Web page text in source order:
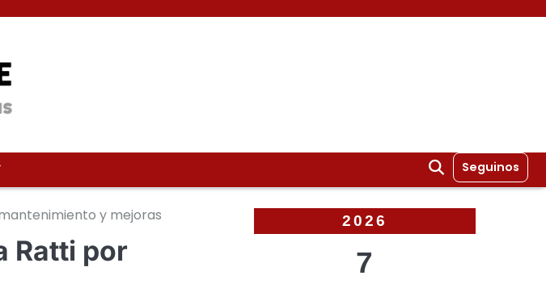
Seguinos
y mejoras
Ratti por
2026
7